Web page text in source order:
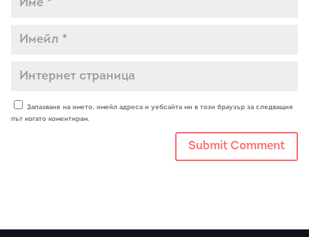
Запазване на името, имейл адреса и уебсайта ми в този браузър за следващия
път когато коментирам.